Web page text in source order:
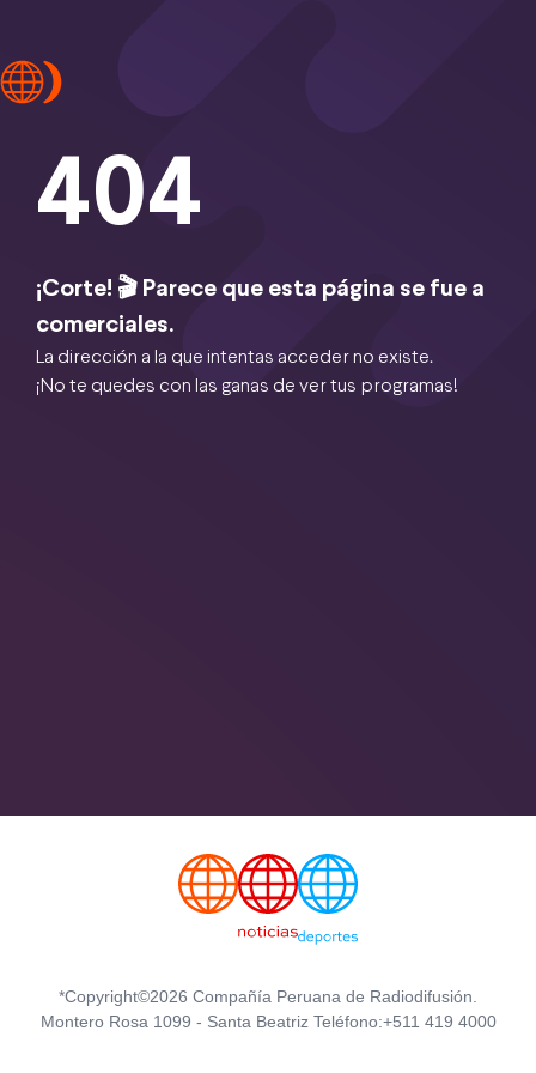
404
¡Corte! 🎬 Parece que esta página se fue a
comerciales.
La dirección a la que intentas acceder no existe.
¡No te quedes con las ganas de ver tus programas!
*Copyright©2026 Compañía Peruana de Radiodifusión.
Montero Rosa 1099 - Santa Beatriz Teléfono:+511 419 4000